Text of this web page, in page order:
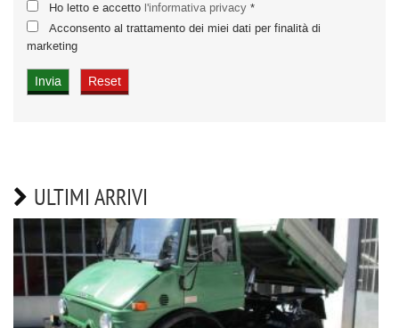
Ho letto e accetto l'informativa privacy *
Acconsento al trattamento dei miei dati per finalità di
marketing
ULTIMI ARRIVI